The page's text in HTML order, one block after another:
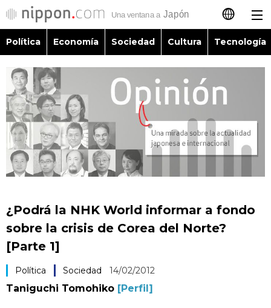
日本語
English
简体字
繁體字
Русский
Política
Economía
Cultura
Tecnología
Vida
Política Economía Sociedad Cultura Tecnología
¿Podrá la NHK World informar a fondo
sobre la crisis de Corea del Norte?
[Parte 1]
Política Sociedad 14/02/2012
Taniguchi Tomohiko [Perfil]